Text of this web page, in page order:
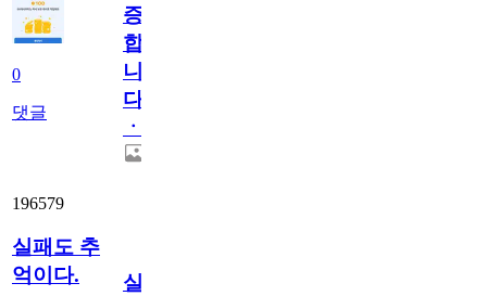
0
댓글
증
합
니
다
ㆍ
196579
실패도 추
억이다.
실